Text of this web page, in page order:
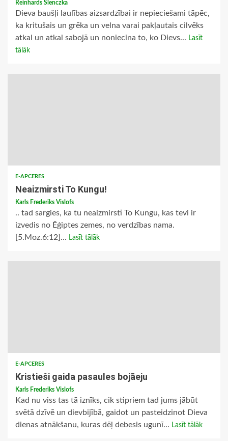
Reinhards Slenczka
Dieva baušļi laulības aizsardzībai ir nepieciešami tāpēc,
ka kritušais un grēka un velna varai pakļautais cilvēks
atkal un atkal sabojā un noniecina to, ko Dievs... Lasīt
tālāk
E-APCERES
Neaizmirsti To Kungu!
Karls Frederiks Vislofs
.. tad sargies, ka tu neaizmirsti To Kungu, kas tevi ir
izvedis no Ēģiptes zemes, no verdzības nama.
[5.Moz.6:12]... Lasīt tālāk
E-APCERES
Kristieši gaida pasaules bojāeju
Karls Frederiks Vislofs
Kad nu viss tas tā iznīks, cik stipriem tad jums jābūt
svētā dzīvē un dievbijībā, gaidot un pasteidzinot Dieva
dienas atnākšanu, kuras dēļ debesis ugunī... Lasīt tālāk